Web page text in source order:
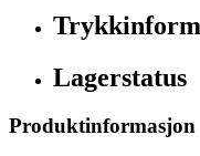
Lagerstatus
Produktinformasjon